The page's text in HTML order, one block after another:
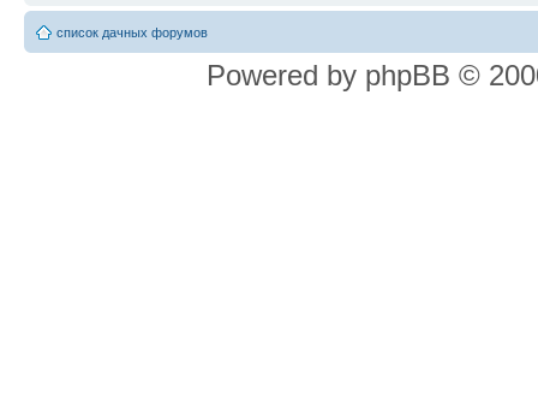
список дачных форумов
Powered by phpBB ©